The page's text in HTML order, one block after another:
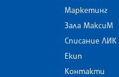
Маркетинг
Зала МаксиМ
Списание ЛИК
Екип
Контакти